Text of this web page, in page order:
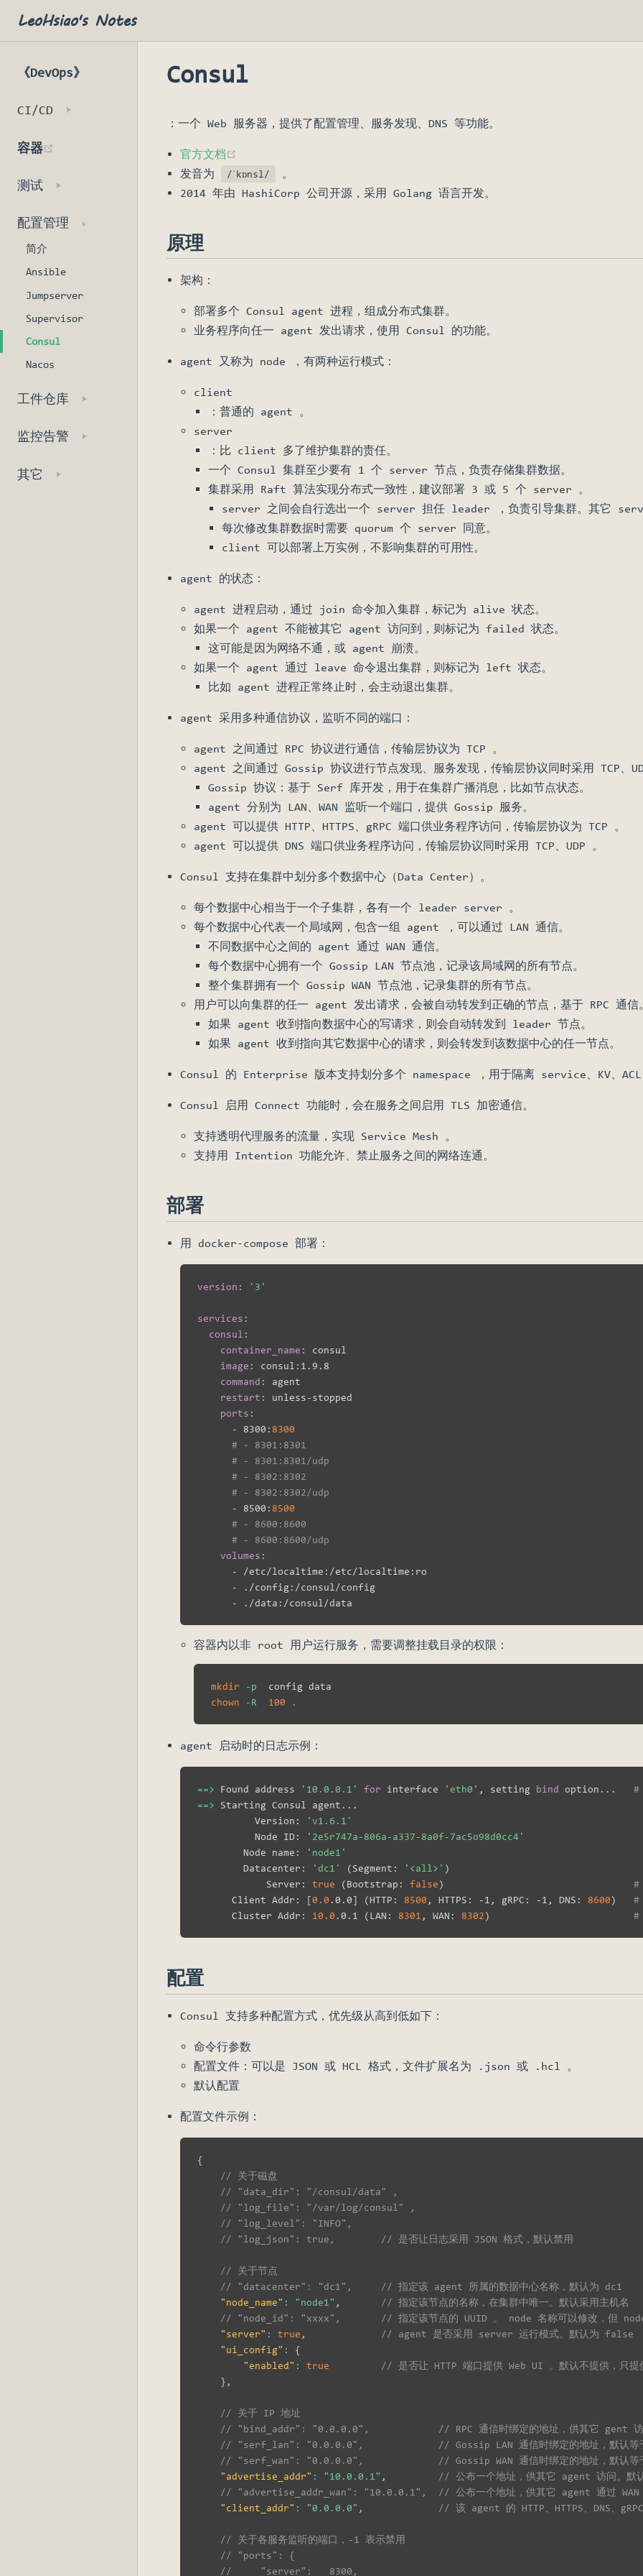
LeoHsiao's Notes
《DevOps》
CI/CD
容器 (opens new window)
测试
配置管理
简介
Ansible
Jumpserver
Supervisor
Consul
Nacos
工件仓库
监控告警
其它
Consul
：一个 Web 服务器，提供了配置管理、服务发现、DNS 等功能。
官方文档
发音为
/ˈkɒnsl/
。
2014 年由 HashiCorp 公司开源，采用 Golang 语言开发。
原理
架构：
部署多个 Consul agent 进程，组成分布式集群。
业务程序向任一 agent 发出请求，使用 Consul 的功能。
agent 又称为 node ，有两种运行模式：
client
：普通的 agent 。
server
：比 client 多了维护集群的责任。
一个 Consul 集群至少要有 1 个 server 节点，负责存储集群数据。
集群采用 Raft 算法实现分布式一致性，建议部署 3 或 5 个 server 。
server 之间会自行选出一个 server 担任 leader ，负责引导集群。其它
每次修改集群数据时需要 quorum 个 server 同意。
client 可以部署上万实例，不影响集群的可用性。
agent 的状态：
agent 进程启动，通过 join 命令加入集群，标记为 alive 状态。
如果一个 agent 不能被其它 agent 访问到，则标记为 failed 状态。
这可能是因为网络不通，或 agent 崩溃。
如果一个 agent 通过 leave 命令退出集群，则标记为 left 状态。
比如 agent 进程正常终止时，会主动退出集群。
agent 采用多种通信协议，监听不同的端口：
agent 之间通过 RPC 协议进行通信，传输层协议为 TCP 。
agent 之间通过 Gossip 协议进行节点发现、服务发现，传输层协议同时采用 TCP、
Gossip 协议：基于 Serf 库开发，用于在集群广播消息，比如节点状态。
agent 分别为 LAN、WAN 监听一个端口，提供 Gossip 服务。
agent 可以提供 HTTP、HTTPS、gRPC 端口供业务程序访问，传输层协议为 TCP 。
agent 可以提供 DNS 端口供业务程序访问，传输层协议同时采用 TCP、UDP 。
Consul 支持在集群中划分多个数据中心（Data Center）。
每个数据中心相当于一个子集群，各有一个 leader server 。
每个数据中心代表一个局域网，包含一组 agent ，可以通过 LAN 通信。
不同数据中心之间的 agent 通过 WAN 通信。
每个数据中心拥有一个 Gossip LAN 节点池，记录该局域网的所有节点。
整个集群拥有一个 Gossip WAN 节点池，记录集群的所有节点。
用户可以向集群的任一 agent 发出请求，会被自动转发到正确的节点，基于 RPC 通信
如果 agent 收到指向数据中心的写请求，则会自动转发到 leader 节点。
如果 agent 收到指向其它数据中心的请求，则会转发到该数据中心的任一节点。
Consul 的 Enterprise 版本支持划分多个 namespace ，用于隔离 service、KV、
Consul 启用 Connect 功能时，会在服务之间启用 TLS 加密通信。
支持透明代理服务的流量，实现 Service Mesh 。
支持用 Intention 功能允许、禁止服务之间的网络连通。
部署
用 docker-compose 部署：
version : '3'
services :
consul :
container_name :
consul
image : consul : 1.9.8
command :
agent
restart : unless-stopped
ports :
-
8300 : 8300
# - 8301:8301
# - 8301:8301/udp
# - 8302:8302
# - 8302:8302/udp
-
8500 : 8500
# - 8600:8600
# - 8600:8600/udp
volumes :
-
/etc/localtime : /etc/localtime : ro
-
./config : /consul/config
-
./data :
容器内以非 root 用户运行服务，需要调整挂载目录的权限：
mkdir -p
chown
-R 100 .
agent 启动时的日志示例：
==> Found address '10.0.0.1' for interface 'eth0' , setting bind option.. . #
==> Starting Consul agent.. .
          Version:
'v1.6.1'
          Node ID:
'2e5r747a-806a-a337-8a0f-7ac5o98d0cc4'
        Node name:
'node1'
        Datacenter:
'dc1' (Segment: '<all>' )
            Server:
true (Bootstrap: false)
#
      Client Addr:
[0.0.0.0] (HTTP: 8500 , HTTPS: -1, gRPC: -1, DNS: 8600)
#
      Cluster Addr:
10.0.0.1 (LAN: 8301 , WAN: 8302) #
配置
Consul 支持多种配置方式，优先级从高到低如下：
命令行参数
配置文件：可以是 JSON 或 HCL 格式，文件扩展名为 .json 或 .hcl 。
默认配置
配置文件示例：
{
// 关于磁盘
// "data_dir": "/consul/data" ,
// "log_file": "/var/log/consul" ,
// "log_level": "INFO",
// "log_json": true,        // 是否让日志采用 JSON 格式，默认禁用
// 关于节点
// "datacenter": "dc1",     // 指定该 agent 所属的数据中心名称，默认为 dc1
"node_name" : "node1" ,
// 指定该节点的名称，在集群中唯一。默认采用主机名
// "node_id": "xxxx",       // 指定该节点的 UUID 。 node 名称可以修改，但
"server" : true ,
// agent 是否采用 server 运行模式。默认为 false
"ui_config" :
{
"enabled" : true
// 是否让 HTTP 端口提供 Web UI 。默认不提供，只
} ,
// 关于 IP 地址
// "bind_addr": "0.0.0.0",            // RPC 通信时绑定的地址，供其它 gent 访
// "serf_lan": "0.0.0.0",             // Gossip LAN 通信时绑定的地址，默认等
// "serf_wan": "0.0.0.0",             // Gossip WAN 通信时绑定的地址，默认等
"advertise_addr" : "10.0.0.1" ,
// 公布一个地址，供其它 agent 访问。默
// "advertise_addr_wan": "10.0.0.1",  // 公布一个地址，供其它 agent 通过 WAN
"client_addr" : "0.0.0.0" , // 该 agent 的 HTTP、HTTPS、DNS、
// 关于各服务监听的端口，-1 表示禁用
// "ports": {
//     "server":   8300,